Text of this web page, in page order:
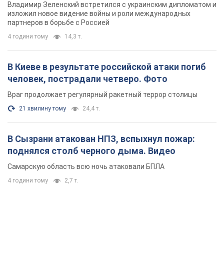
Владимир Зеленский встретился с украинским дипломатом и
изложил новое видение войны и роли международных
партнеров в борьбе с Россией
4 години тому 14,3 т.
В Киеве в результате российской атаки погиб
человек, пострадали четверо. Фото
Враг продолжает регулярный ракетный террор столицы
21 хвилину тому 24,4 т.
В Сызрани атакован НПЗ, вспыхнул пожар:
поднялся столб черного дыма. Видео
Самарскую область всю ночь атаковали БПЛА
4 години тому 2,7 т.